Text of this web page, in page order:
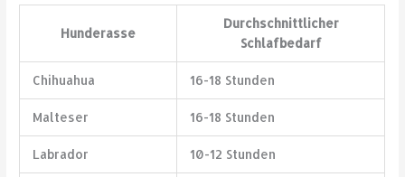
Hunderasse
Durchschnittlicher
Schlafbedarf
Chihuahua 16-18 Stunden
Malteser 16-18 Stunden
Labrador 10-12 Stunden